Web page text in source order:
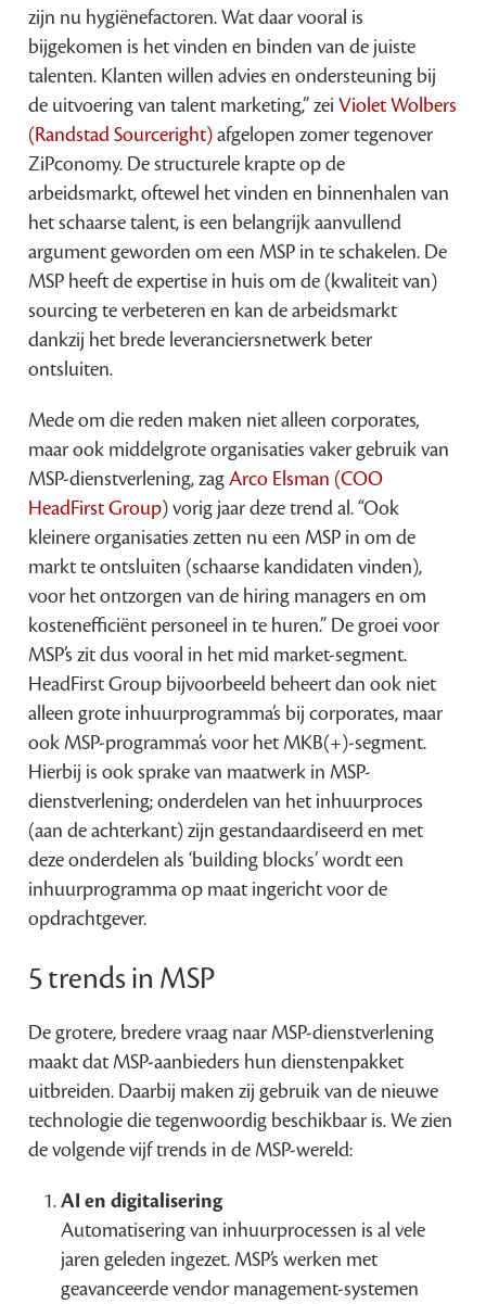
zijn nu hygiënefactoren. Wat daar vooral is
bijgekomen is het vinden en binden van de juiste
talenten. Klanten willen advies en ondersteuning bij
de uitvoering van talent marketing,” zeiViolet Wolbers
(Randstad Sourceright)afgelopen zomer tegenover
ZiPconomy. De structurele krapte op de
arbeidsmarkt, oftewel het vinden en binnenhalen van
het schaarse talent, is een belangrijk aanvullend
argument geworden om een MSP in te schakelen. De
MSP heeft de expertise in huis om de (kwaliteit van)
sourcing te verbeteren en kan de arbeidsmarkt
dankzij het brede leveranciersnetwerk beter
ontsluiten.
Mede om die reden maken niet alleen corporates,
maar ook middelgrote organisaties vaker gebruik van
MSP-dienstverlening, zagArco Elsman (COO
HeadFirst Group) vorig jaar deze trend al. “Ook
kleinere organisaties zetten nu een MSP in om de
markt te ontsluiten (schaarse kandidaten vinden),
voor het ontzorgen van de hiring managers en om
kostenefficiënt personeel in te huren.” De groei voor
MSP’s zit dus vooral in het mid market-segment.
HeadFirst Group bijvoorbeeld beheert dan ook niet
alleen grote inhuurprogramma’s bij corporates, maar
ook MSP-programma’s voor het MKB(+)-segment.
Hierbij is ook sprake van maatwerk in MSP-
dienstverlening; onderdelen van het inhuurproces
(aan de achterkant) zijn gestandaardiseerd en met
deze onderdelen als ‘building blocks’ wordt een
inhuurprogramma op maat ingericht voor de
opdrachtgever.
5 trends in MSP
De grotere, bredere vraag naar MSP-dienstverlening
maakt dat MSP-aanbieders hun dienstenpakket
uitbreiden. Daarbij maken zij gebruik van de nieuwe
technologie die tegenwoordig beschikbaar is. We zien
de volgende vijf trends in de MSP-wereld:
AI en digitalisering
Automatisering van inhuurprocessen is al vele
jaren geleden ingezet. MSP’s werken met
geavanceerde vendor management-systemen